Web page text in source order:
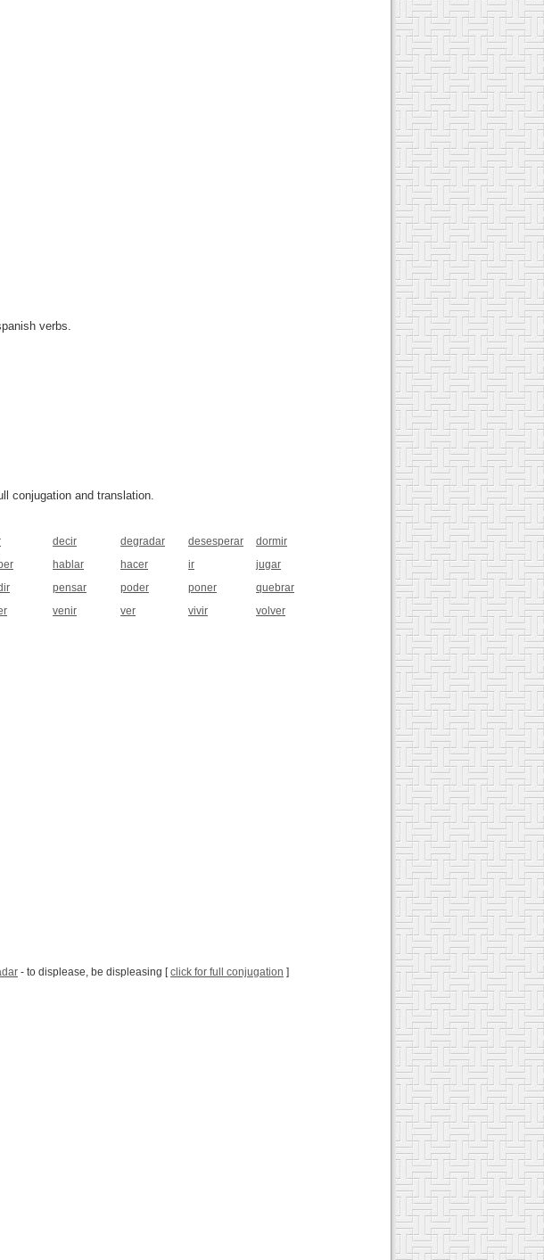
verbs.
conjugation and translation.
decir degradar desesperar
dormir
hablar hacer ir
jugar
pensar poder poner
quebrar
venir ver vivir volver
- to displease, be displeasing [click for full conjugation ]